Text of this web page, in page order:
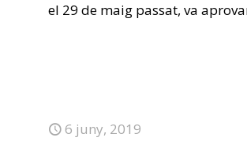
el 29 de maig passat, va
6 juny, 2019